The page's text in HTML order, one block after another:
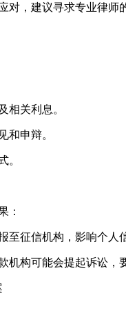
对，建议寻求专业律
相关利息。
和申辩。
。
：
至征信机构，影响个人
构可能会提起诉讼，